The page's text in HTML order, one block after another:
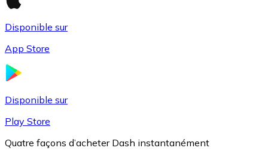
Disponible sur
App Store
Disponible sur
Play Store
Quatre façons d’acheter Dash instantanément